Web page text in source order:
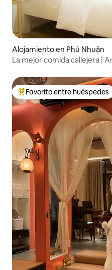
Alojamiento en Phú Nhuận
La mejor comida callejera |
Favorito entre huéspedes
Favorito entre huéspedes